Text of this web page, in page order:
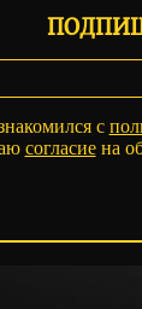
с
согласиена